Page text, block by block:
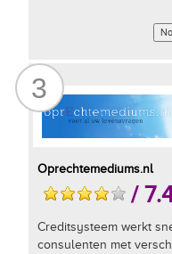
3
Oprechtemediums.nl
/
Creditsysteem werkt
consulenten met